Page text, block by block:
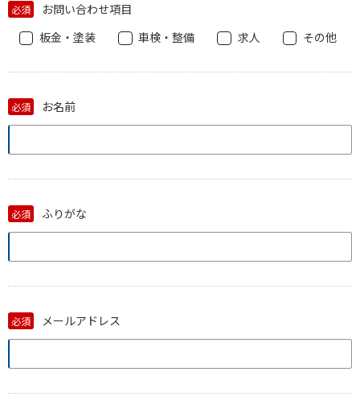
必須
お問い合わせ項目
板金・塗装
車検・整備 求人 その他
必須 お名前
必須 ふりがな
必須 メールアドレス